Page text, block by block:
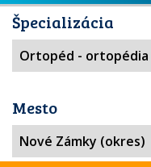
Špecializácia
Mesto